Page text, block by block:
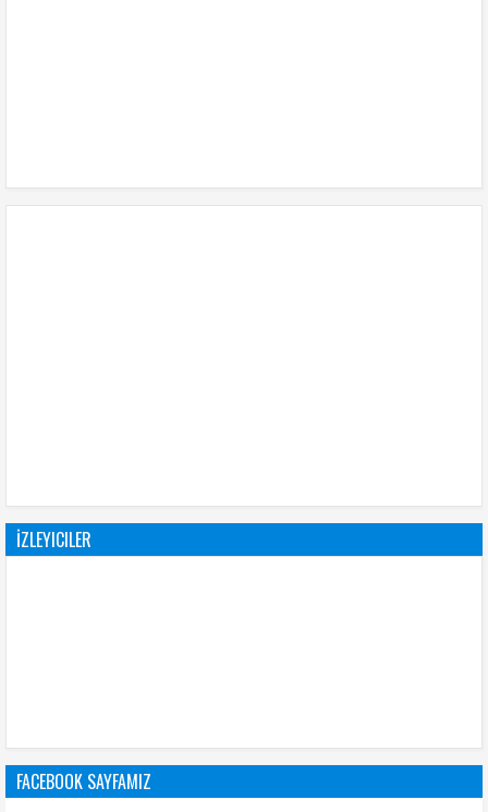
İZLEYICILER
FACEBOOK SAYFAMIZ